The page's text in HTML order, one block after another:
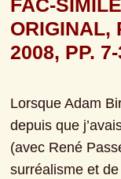
FAC-
ORIGINAL,
2008, PP.
Lorsque Adam
depuis que
(avec René
surréalisme et